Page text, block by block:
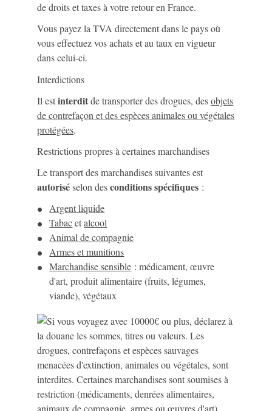
de droits et taxes à votre retour en France.
Vous payez la TVA directement dans le pays où
vous effectuez vos achats et au taux en vigueur
dans celui-ci.
Interdictions
Il estinterditde transporter des drogues, desobjets
de contrefaçon et des espèces animales ou végétales
protégées.
Restrictions propres à certaines marchandises
Le transport des marchandises suivantes est
autoriséselon desconditions spécifiques :
Argent liquide
Tabacetalcool
Animal de compagnie
Armes et munitions
Marchandise sensible : médicament, œuvre
d'art, produit alimentaire (fruits, légumes,
viande), végétaux